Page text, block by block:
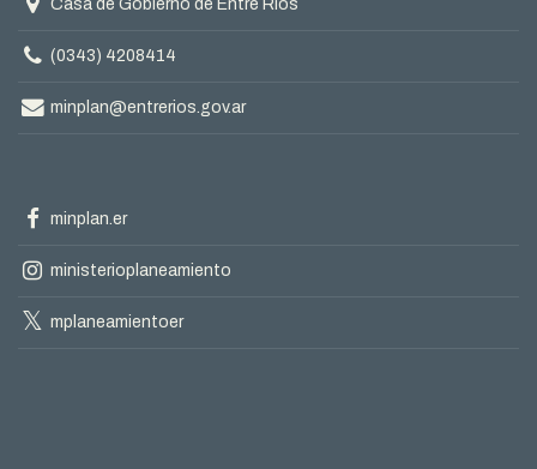
Casa de Gobierno de Entre Ríos
Teléfono
(0343) 4208414
Correo
minplan@entrerios.gov.ar
Facebook
oficial
minplan.er
Instagram
oficial
ministerioplaneamiento
X
mplaneamientoer